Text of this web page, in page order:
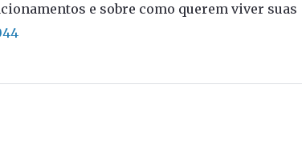
e sobre como querem viver suas